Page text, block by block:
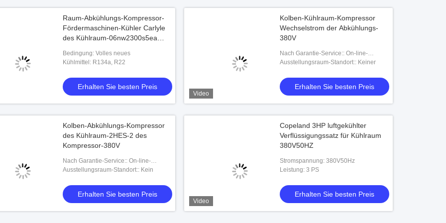
Raum-Abkühlungs-Kompressor-
Fördermaschinen-Kühler Carlyle
des Kühlraum-06nw2300s5ea
Bedingung: Volles neues
Kühlmittel: R134a, R22
Erhalten Sie besten Preis
Video
Kolben-Kühlraum-Kompressor
Wechselstrom der Abkühlungs-
380V
Nach Garantie-Service:: On-line-
Unterstützung
Ausstellungsraum-Standort:: Keiner
Erhalten Sie besten Preis
Kolben-Abkühlungs-Kompressor
des Kühlraum-2HES-2 des
Kompressor-380V
Nach Garantie-Service:: On-line-
Unterstützung
Ausstellungsraum-Standort:: Kein
Erhalten Sie besten Preis
Video
Copeland 3HP luftgekühlter
Verflüssigungssatz für Kühlraum
380V50HZ
Stromspannung: 380V50Hz
Leistung: 3 PS
Erhalten Sie besten Preis